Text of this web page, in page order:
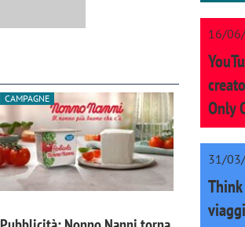
CAMPAGNE
16/
Only
31/